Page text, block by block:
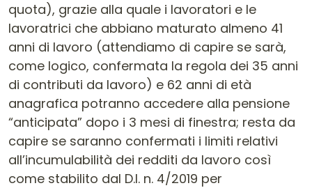
quota), grazie alla quale i lavoratori e le
lavoratrici che abbiano maturato almeno 41
anni di lavoro (attendiamo di capire se sarà,
come logico, confermata la regola dei 35 anni
di contributi da lavoro) e 62 anni di età
anagrafica potranno accedere alla pensione
“anticipata” dopo i 3 mesi di finestra; resta da
capire se saranno confermati i limiti relativi
all’incumulabilità dei redditi da lavoro così
come stabilito dal D.l. n. 4/2019 per